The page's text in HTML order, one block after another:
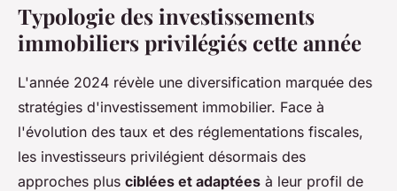
Typologie des investissements
immobiliers privilégiés cette année
L'année 2024 révèle une diversification marquée des
stratégies d'investissement immobilier. Face à
l'évolution des taux et des réglementations fiscales,
les investisseurs privilégient désormais des
approches plus ciblées et adaptées à leur profil de